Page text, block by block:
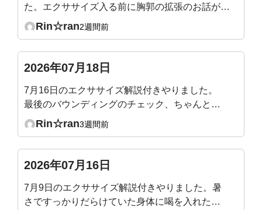
た。エクササイズ入る前に胸郭の拡張のお話があ
ったので、メジャーで測ってテストしてみたとこ
というのは、普通の呼吸時ではなくて、深呼吸の
時の数値ですか？深呼吸をしても全くそこには届
きそうにないです‥。何となくわかってはいまし
たが、やはりショックでした。
Rin☆ran2週間前
2026年07月18日
7月16日のエクササイズ解説付きやりました。
最後のバウンディングのチェック、ちゃんと腹
圧が入るのを確認できました。最後、バックプ
Rin☆ran3週間前
2026年07月16日
7月9日のエクササイズ解説付きやりました。暑
さですっかりだらけていた身体に喝を入れたよ